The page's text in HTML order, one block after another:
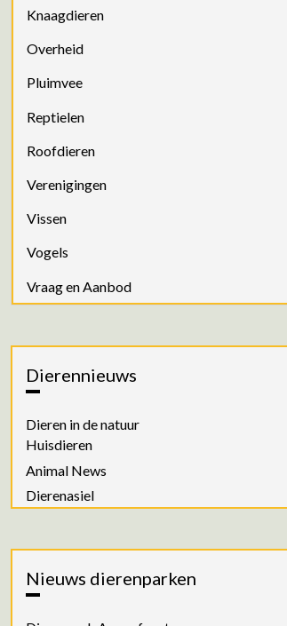
Knaagdieren
Overheid
Pluimvee
Reptielen
Roofdieren
Verenigingen
Vissen
Vogels
Vraag en Aanbod
Dierennieuws
Dieren in de natuur
Huisdieren
Animal News
Dierenasiel
Nieuws dierenparken